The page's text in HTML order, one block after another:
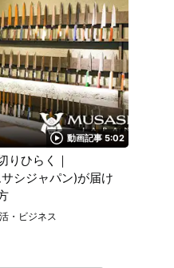
動画記事 5:02
りひらく｜
シジャパン)が届け
・ビジネス